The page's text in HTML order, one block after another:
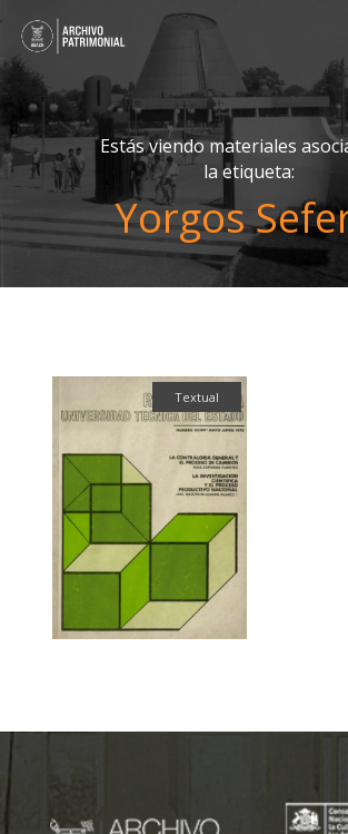
Estás viendo materiales
la etiqueta:
Yorgos
Textual